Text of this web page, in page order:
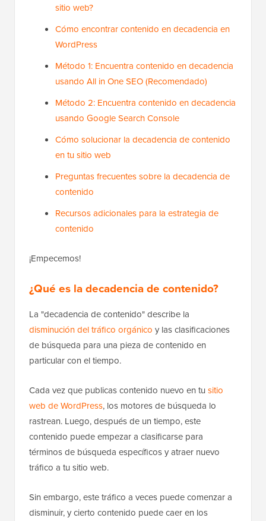
sitio web?
Cómo encontrar contenido en decadencia en
WordPress
Método 1: Encuentra contenido en decadencia
usando All in One SEO (Recomendado)
Método 2: Encuentra contenido en decadencia
usando Google Search Console
Cómo solucionar la decadencia de contenido
en tu sitio web
Preguntas frecuentes sobre la decadencia de
contenido
Recursos adicionales para la estrategia de
contenido
¡Empecemos!
¿Qué es la decadencia de contenido?
La "decadencia de contenido" describe la
disminución del tráfico orgánico y las clasificaciones
de búsqueda para una pieza de contenido en
particular con el tiempo.
Cada vez que publicas contenido nuevo en tu sitio
web de WordPress, los motores de búsqueda lo
rastrean. Luego, después de un tiempo, este
contenido puede empezar a clasificarse para
términos de búsqueda específicos y atraer nuevo
tráfico a tu sitio web.
Sin embargo, este tráfico a veces puede comenzar a
disminuir, y cierto contenido puede caer en los